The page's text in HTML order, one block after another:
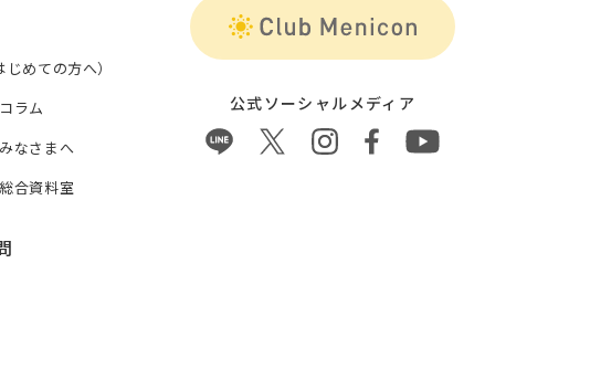
めての方へ）
ラム
なさまへ
合資料室
公式ソーシャルメディア